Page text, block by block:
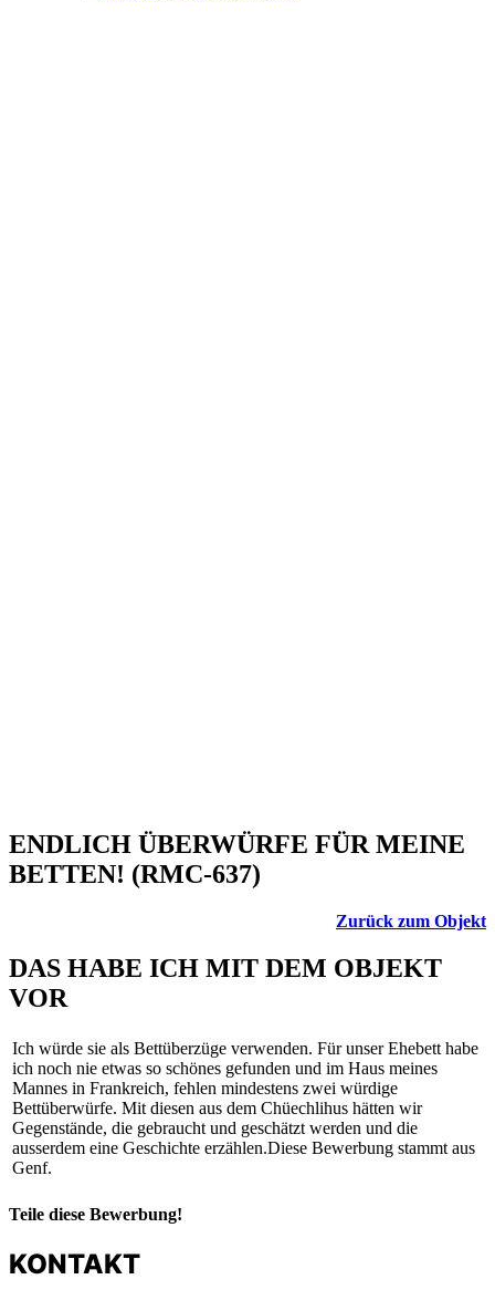
ENDLICH ÜBERWÜRFE FÜR MEINE
BETTEN! (RMC-637)
Zurück zum Objekt
DAS HABE ICH MIT DEM OBJEKT
VOR
Ich würde sie als Bettüberzüge verwenden. Für unser Ehebett habe
ich noch nie etwas so schönes gefunden und im Haus meines
Mannes in Frankreich, fehlen mindestens zwei würdige
Bettüberwürfe. Mit diesen aus dem Chüechlihus hätten wir
Gegenstände, die gebraucht und geschätzt werden und die
ausserdem eine Geschichte erzählen.Diese Bewerbung stammt aus
Genf.
Teile diese Bewerbung!
KONTAKT